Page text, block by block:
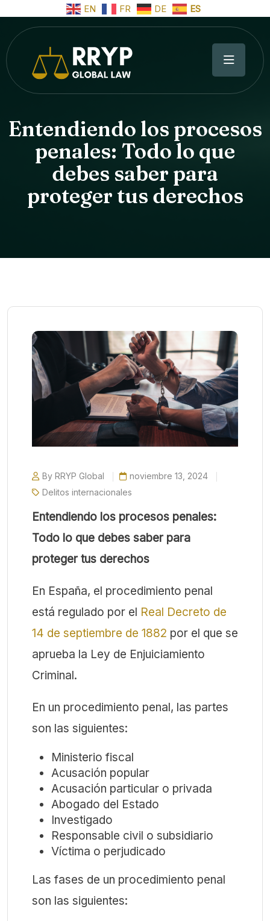
EN FR DE ES
Entendiendo los procesos
penales: Todo lo que
debes saber para
proteger tus derechos
By RRYP Global
noviembre 13, 2024
Delitos internacionales
Entendiendo los procesos penales:
Todo lo que debes saber para
proteger tus derechos
En España, el procedimiento penal
está regulado por el Real Decreto de
14 de septiembre de 1882 por el que se
aprueba la Ley de Enjuiciamiento
Criminal.
En un procedimiento penal, las partes
son las siguientes:
Ministerio fiscal
Acusación popular
Acusación particular o privada
Abogado del Estado
Investigado
Responsable civil o subsidiario
Víctima o perjudicado
Las fases de un procedimiento penal
son las siguientes: